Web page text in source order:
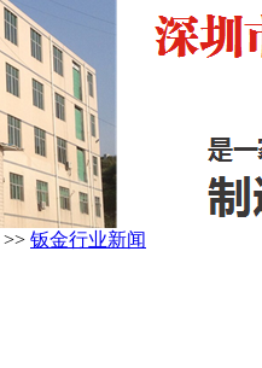
>> 钣金行业新闻